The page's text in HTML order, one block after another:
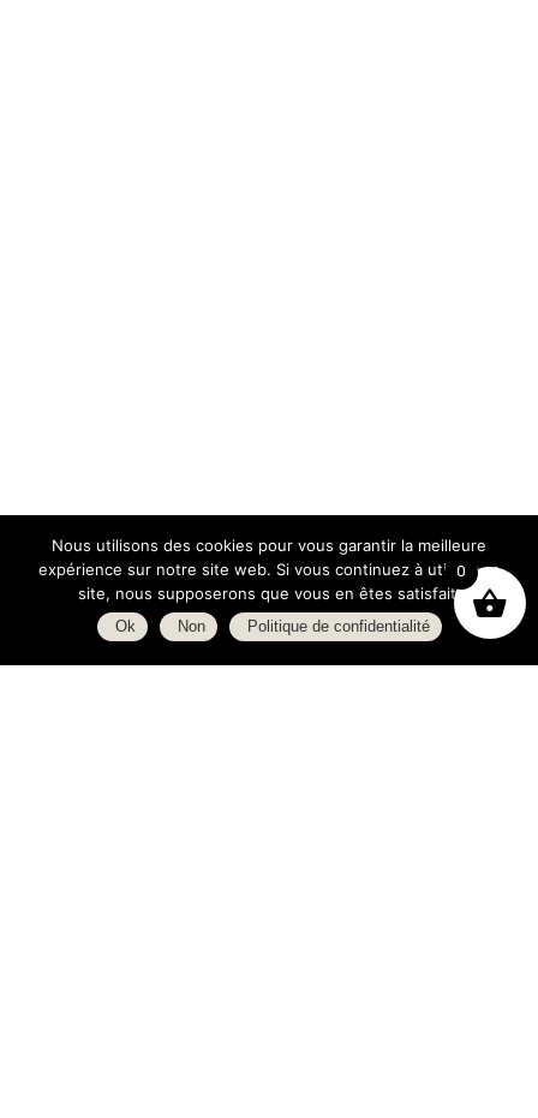
0
Nous utilisons des cookies pour vous garantir la meilleure
expérience sur notre site web. Si vous continuez à utiliser ce
site, nous supposerons que vous en êtes satisfait.
Ok Non Politique de confidentialité